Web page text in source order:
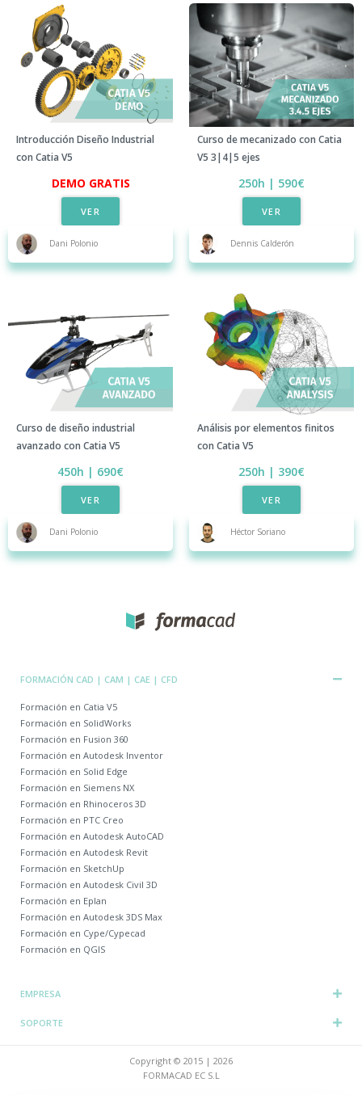
Introducción Diseño Industrial
con Catia V5
DEMO GRATIS​
VER
Dani Polonio
Curso de mecanizado con Catia
V5 3|4|5 ejes​
250h | 590€​
VER
Dennis Calderón
Curso de diseño industrial
avanzado con Catia V5​
450h | 690€
VER
Dani Polonio
Análisis por elementos finitos
con Catia V5​
250h | 390€​
VER
Héctor Soriano
FORMACIÓN CAD | CAM | CAE | CFD
Formación en Catia V5
Formación en SolidWorks
Formación en Fusion 360
Formación en Autodesk Inventor
Formación en Solid Edge
Formación en Siemens NX
Formación en Rhinoceros 3D
Formación en PTC Creo
Formación en Autodesk AutoCAD
Formación en Autodesk Revit
Formación en SketchUp
Formación en Autodesk Civil 3D
Formación en Eplan
Formación en Autodesk 3DS Max
Formación en Cype/Cypecad
Formación en QGIS
EMPRESA
SOPORTE
Copyright © 2015 | 2026
FORMACAD EC S.L